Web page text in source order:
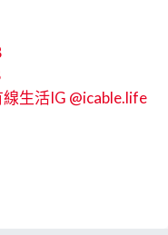
線生活IG @icable.life